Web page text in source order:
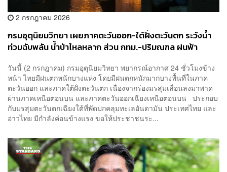
2 กรกฎาคม 2026
กรมอุตุนิยมวิทยา เผยภาคตะวันออก-ใต้ฝั่งตะวันตก ระวังน้ำ
ท่วมฉับพลัน น้ำป่าไหลหลาก ส่วน กทม.-ปริมณฑล ฝนฟ้า
วันนี้ (2 กรกฎาคม) กรมอุตุนิยมวิทยา พยากรณ์อากาศ 24 ชั่วโมงข้าง
หน้า ไทยมีฝนตกหนักบางแห่ง โดยมีฝนตกหนักมากบางพื้นที่ในภาค
ตะวันออก และภาคใต้ฝั่งตะวันตก เนื่องจากร่องมรสุมเลื่อนลงมาพาด
ผ่านภาคเหนือตอนบน และภาคตะวันออกเฉียงเหนือตอนบน ประกอบ
กับมรสุมตะวันตกเฉียงใต้ที่พัดปกคลุมทะเลอันดามัน ประเทศไทย และ
อ่าวไทย มีกำลังค่อนข้างแรง ขอให้ประชาชนระ...